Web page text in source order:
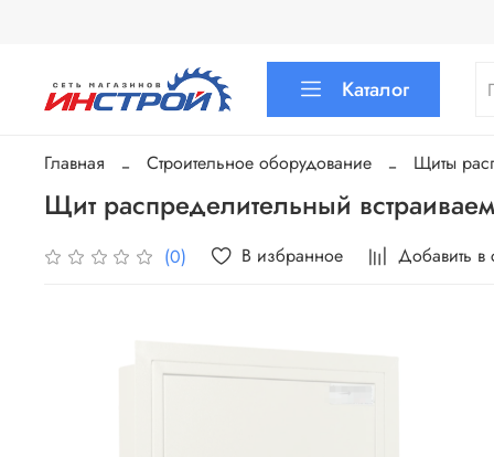
Каталог
Главная Строительное оборудование Щиты
Щит распределительный
(0) В избранное Добавить в